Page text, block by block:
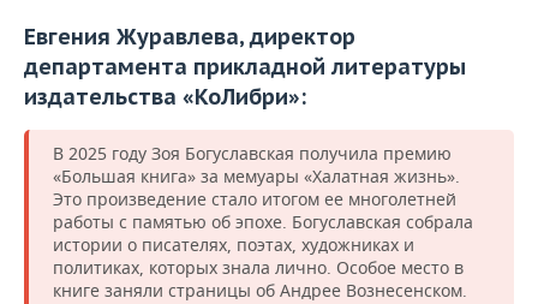
Евгения Журавлева, директор
департамента прикладной литературы
издательства «КоЛибри»:
В 2025 году Зоя Богуславская получила премию
«Большая книга» за мемуары «Халатная жизнь».
Это произведение стало итогом ее многолетней
работы с памятью об эпохе. Богуславская собрала
истории о писателях, поэтах, художниках и
политиках, которых знала лично. Особое место в
книге заняли страницы об Андрее Вознесенском.